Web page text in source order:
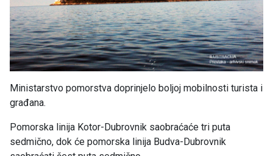
Ministarstvo pomorstva doprinjelo boljoj mobilnosti turista i
građana.
Pomorska linija Kotor-Dubrovnik saobraćaće tri puta
sedmično, dok će pomorska linija Budva-Dubrovnik